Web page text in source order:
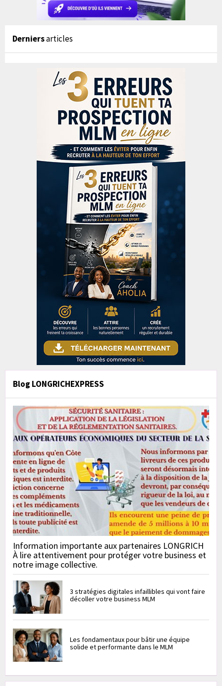
Derniersarticles
Blog LONGRICHEXPRESS
Information importante aux partenaires LONGRICH
À lire attentivement pour protéger votre business et
notre image collective.
3 stratégies digitales infaillibles qui vont faire
décoller votre business MLM
Les fondamentaux pour bâtir une équipe
solide et performante dans le MLM